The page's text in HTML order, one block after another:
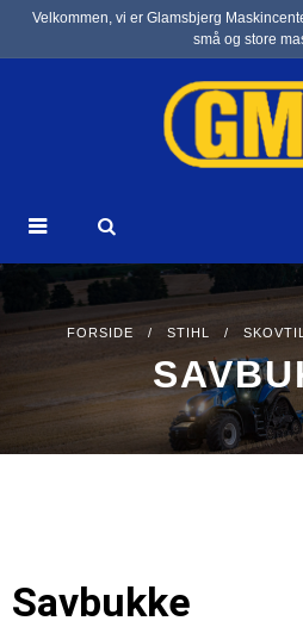
Velkommen, vi er Glamsbjerg
små og store
FORSIDE / STIHL /
Savbukke